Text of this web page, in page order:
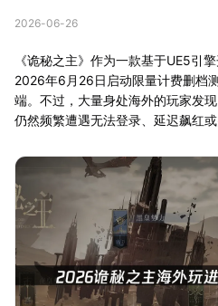
2026-06-26
《诡秘之主》作为一款基于UE5引
2026年6月26日启动限量计费删档
端。不过，大量身处海外的玩家发
仍然频繁遭遇无法登录、延迟飙红或